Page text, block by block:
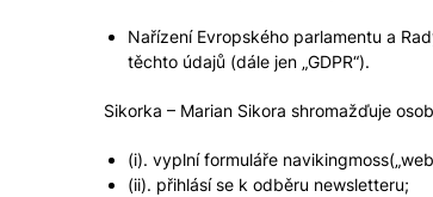
Nařízení Evropského parlamentu a
těchto údajů (dále jen „GDPR“).
Sikorka – Marian Sikora shromažďuje
(i). vyplní formuláře
(ii). přihlásí se k odběru newsletteru;